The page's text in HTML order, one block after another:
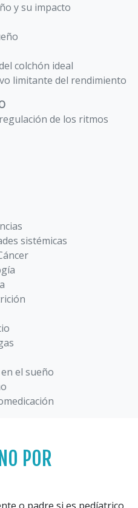
y su impacto
colchón ideal
limitante del rendimiento
de los ritmos
sistémicas
el sueño
POR